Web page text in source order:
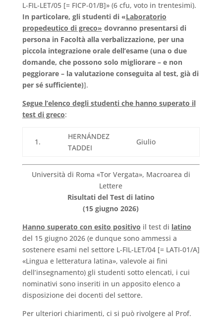
L-FIL-LET/05 [= FICP-01/B]» (6 cfu, voto in trentesimi).
In particolare, gli studenti di «Laboratorio
propedeutico di greco» dovranno presentarsi di
persona in Facoltà alla verbalizzazione, per una
piccola integrazione orale dell’esame (una o due
domande, che possono solo migliorare – e non
peggiorare – la valutazione conseguita al test, già di
per sé sufficiente)].
Segue l’elenco degli studenti che hanno superato il
test di greco:
1.
HERNÁNDEZ
TADDEI
Giulio
Università di Roma «Tor Vergata», Macroarea di
Lettere
Risultati del Test di latino
(15 giugno 2026)
Hanno superato con esito positivo il test di latino
del 15 giugno 2026 (e dunque sono ammessi a
sostenere esami nel settore L-FIL-LET/04 [= LATI-01/A]
«Lingua e letteratura latina», valevole ai fini
dell’insegnamento) gli studenti sotto elencati, i cui
nominativi sono inseriti in un apposito elenco a
disposizione dei docenti del settore.
Per ulteriori chiarimenti, ci si può rivolgere al Prof.